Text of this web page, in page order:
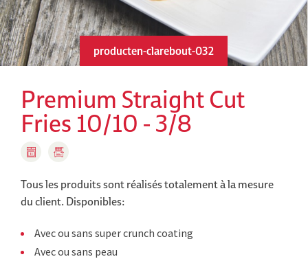
producten-clarebout-032
Premium Straight Cut
Fries 10/10 - 3/8
Tous les produits sont réalisés totalement à la mesure
du client. Disponibles:
Avec ou sans super crunch coating
Avec ou sans peau